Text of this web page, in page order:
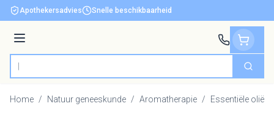
Ga naar de inhoud
Apothekersadvies Snelle beschikbaarheid
Menu
Product, merk, categorie... Zoek
Home / Natuur geneeskunde / Aromatherapie / Essentiële oliën